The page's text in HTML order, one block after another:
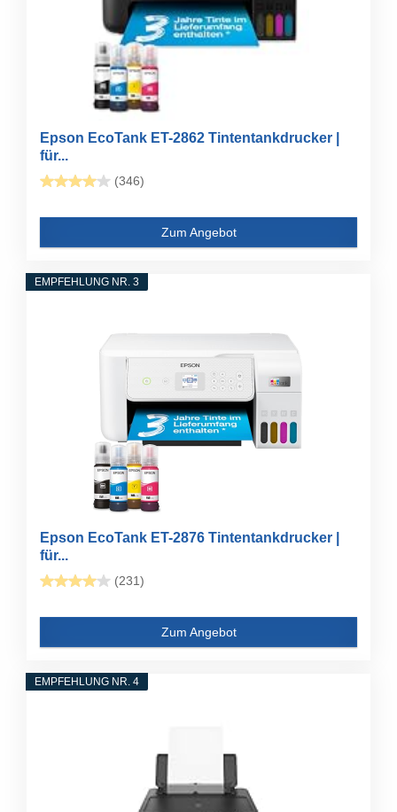
Epson EcoTank ET-2862 Tintentankdrucker |
für...
(346)
Zum Angebot
EMPFEHLUNG NR. 3
Epson EcoTank ET-2876 Tintentankdrucker |
für...
(231)
Zum Angebot
EMPFEHLUNG NR. 4